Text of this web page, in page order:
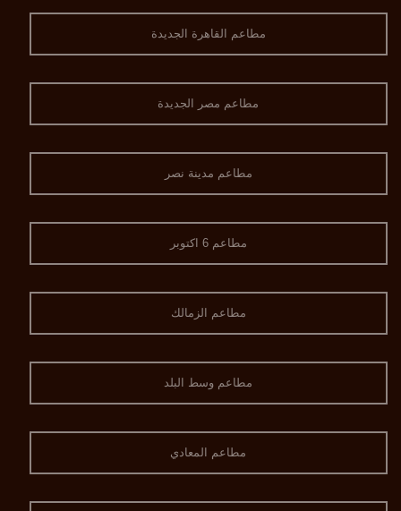
مطاعم القاهرة الجديدة
مطاعم مصر الجديدة
مطاعم مدينة نصر
مطاعم 6 اكتوبر
مطاعم الزمالك
مطاعم وسط البلد
مطاعم المعادي